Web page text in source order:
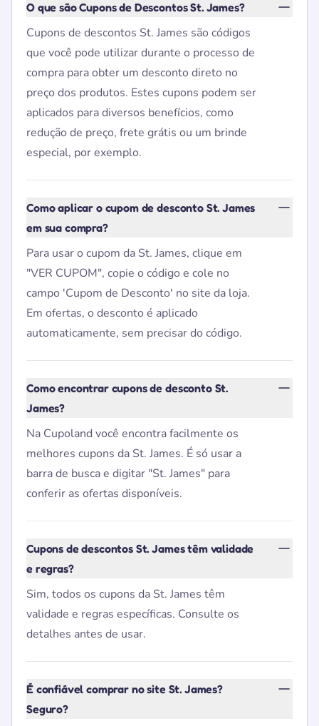
O que são Cupons de Descontos St. James?
Cupons de descontos St. James são códigos
que você pode utilizar durante o processo de
compra para obter um desconto direto no
preço dos produtos. Estes cupons podem ser
aplicados para diversos benefícios, como
redução de preço, frete grátis ou um brinde
especial, por exemplo.
Como aplicar o cupom de desconto St. James
em sua compra?
Para usar o cupom da St. James, clique em
"VER CUPOM", copie o código e cole no
campo 'Cupom de Desconto' no site da loja.
Em ofertas, o desconto é aplicado
automaticamente, sem precisar do código.
Como encontrar cupons de desconto St.
James?
Na Cupoland você encontra facilmente os
melhores cupons da St. James. É só usar a
barra de busca e digitar "St. James" para
conferir as ofertas disponíveis.
Cupons de descontos St. James têm validade
e regras?
Sim, todos os cupons da St. James têm
validade e regras específicas. Consulte os
detalhes antes de usar.
É confiável comprar no site St. James?
Seguro?